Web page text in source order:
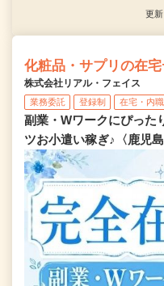
更
化粧品・サプリの在
株式会社リアル・フェイス
業務委託 登録制 在宅・内職
副業・Wワークにぴった
ツお小遣い稼ぎ♪〈鹿児島